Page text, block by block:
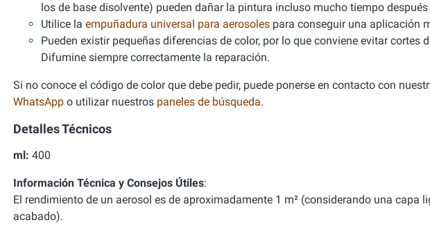
los de base disolvente) pueden dañar la pintura incluso mucho tiempo
Utilice la empuñadura universal para aerosoles para conseguir una aplicación
Pueden existir pequeñas diferencias de color, por lo que conviene evitar
Difumine siempre correctamente la reparación.
Si no conoce el código de color que debe pedir, puede ponerse en contacto con
WhatsApp o utilizar nuestros paneles de búsqueda.
Detalles Técnicos
ml: 400
Información Técnica y Consejos Útiles:
El rendimiento de un aerosol es de aproximadamente 1 m² (considerando una capa
acabado).